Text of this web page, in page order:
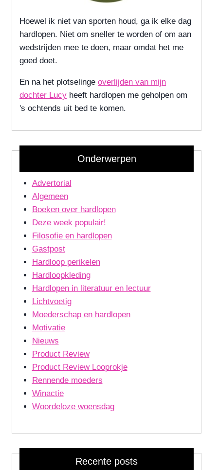
Hoewel ik niet van sporten houd, ga ik elke dag
hardlopen. Niet om sneller te worden of om aan
wedstrijden mee te doen, maar omdat het me
goed doet.
En na het plotselinge overlijden van mijn
dochter Lucy heeft hardlopen me geholpen om
's ochtends uit bed te komen.
Onderwerpen
Advertorial
Algemeen
Boeken over hardlopen
Deze week populair!
Filosofie en hardlopen
Gastpost
Hardloop perikelen
Hardloopkleding
Hardlopen in literatuur en lectuur
Lichtvoetig
Moederschap en hardlopen
Motivatie
Nieuws
Product Review
Product Review Looprokje
Rennende moeders
Winactie
Woordeloze woensdag
Recente posts